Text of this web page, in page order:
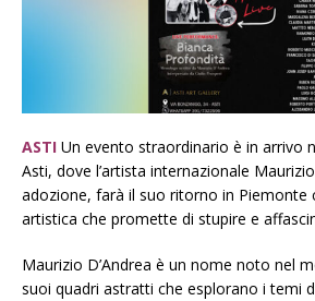
ASTI Un evento straordinario è in arrivo
Asti, dove l’artista internazionale
adozione, farà il suo ritorno in Piemonte
artistica che promette di stupire e
Maurizio D’Andrea è un nome noto nel
suoi quadri astratti che esplorano i temi